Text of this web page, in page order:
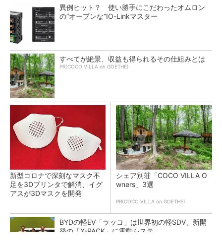
異例ヒット？ 使い勝手にこだわったオムロン
の“オープンな”IO-Linkマスター
すべてが絶景、収益も得られるその仕組みとは
PR(COCO VILLA on GOETHE)
新型コロナで深刻なマスク不
足を3Dプリンタで解消、イグ
アスが3Dマスクを開発
シェア別荘「COCO VILLA O
wners」3選
PR(COCO VILLA on GOETHE)
BYDの軽EV「ラッコ」は世界初の軽SDV、新開
発の「X-PACK」に電動システ...